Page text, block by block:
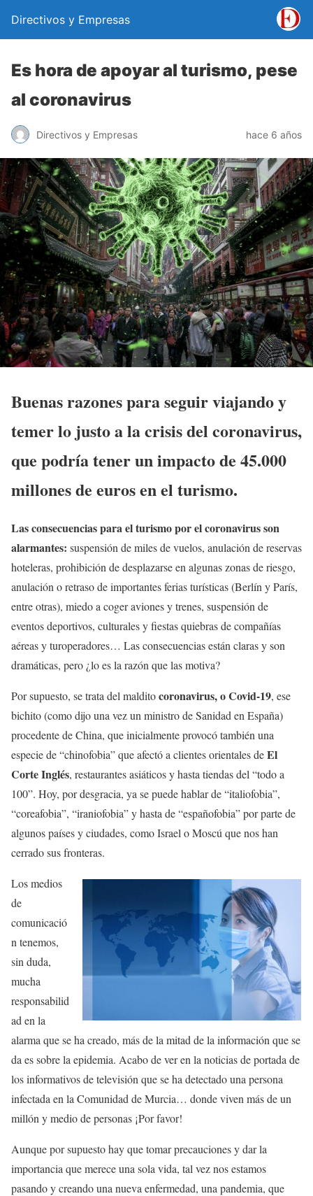
Directivos y Empresas
Es hora de apoyar al turismo, pese
al coronavirus
Directivos y Empresas hace 6 años
Buenas razones para seguir viajando y
temer lo justo a la crisis del coronavirus,
que podría tener un impacto de 45.000
millones de euros en el turismo.
Las consecuencias para el turismo por el coronavirus son
alarmantes: suspensión de miles de vuelos, anulación de reservas
hoteleras, prohibición de desplazarse en algunas zonas de riesgo,
anulación o retraso de importantes ferias turísticas (Berlín y París,
entre otras), miedo a coger aviones y trenes, suspensión de
eventos deportivos, culturales y fiestas quiebras de compañías
aéreas y turoperadores… Las consecuencias están claras y son
dramáticas, pero ¿lo es la razón que las motiva?
Por supuesto, se trata del malditocoronavirus, o Covid-19, ese
bichito (como dijo una vez un ministro de Sanidad en España)
procedente de China, que inicialmente provocó también una
especie de “chinofobia” que afectó a clientes orientales deEl
Corte Inglés, restaurantes asiáticos y hasta tiendas del “todo a
100”. Hoy, por desgracia, ya se puede hablar de “italiofobia”,
“coreafobia”, “iraniofobia” y hasta de “españofobia” por parte de
algunos países y ciudades, como Israel o Moscú que nos han
cerrado sus fronteras.
Los medios
de
comunicació
n tenemos,
sin duda,
mucha
responsabilid
ad en la
alarma que se ha creado, más de la mitad de la información que se
da es sobre la epidemia. Acabo de ver en la noticias de portada de
los informativos de televisión que se ha detectado una persona
infectada en la Comunidad de Murcia… donde viven más de un
millón y medio de personas ¡Por favor!
Aunque por supuesto hay que tomar precauciones y dar la
importancia que merece una sola vida, tal vez nos estamos
pasando y creando una nueva enfermedad, una pandemia, que